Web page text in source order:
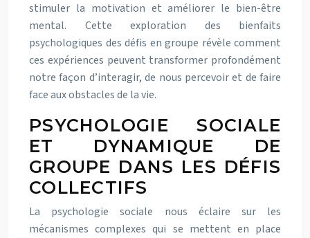
stimuler la motivation et améliorer le bien-être
mental. Cette exploration des bienfaits
psychologiques des défis en groupe révèle comment
ces expériences peuvent transformer profondément
notre façon d’interagir, de nous percevoir et de faire
face aux obstacles de la vie.
PSYCHOLOGIE SOCIALE
ET DYNAMIQUE DE
GROUPE DANS LES DÉFIS
COLLECTIFS
La psychologie sociale nous éclaire sur les
mécanismes complexes qui se mettent en place